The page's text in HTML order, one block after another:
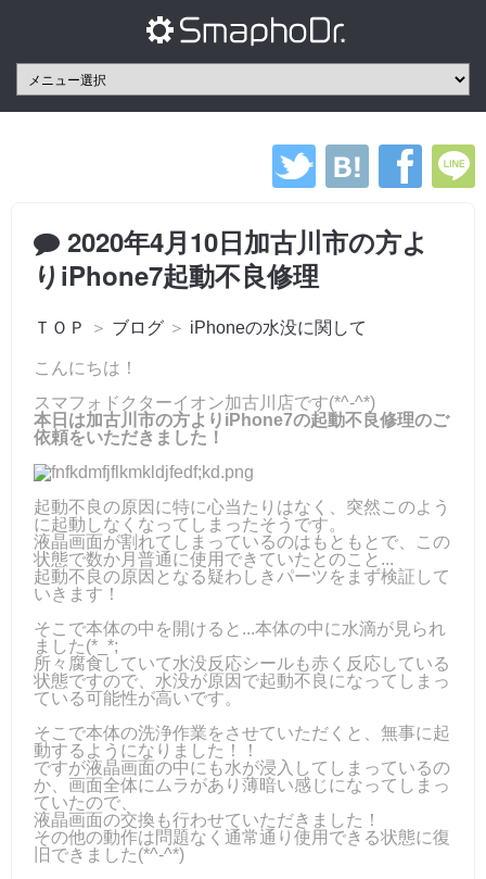
2020年4月10日加古川市の方よ
りiPhone7起動不良修理
ＴＯＰ ＞ ブログ ＞ iPhoneの水没に関して
こんにちは！
スマフォドクターイオン加古川店です(*^-^*)
本日は加古川市の方よりiPhone7の起動不良修理のご
依頼をいただきました！
起動不良の原因に特に心当たりはなく、突然このよう
に起動しなくなってしまったそうです。
液晶画面が割れてしまっているのはもともとで、この
状態で数か月普通に使用できていたとのこと...
起動不良の原因となる疑わしきパーツをまず検証して
いきます！
そこで本体の中を開けると...本体の中に水滴が見られ
ました(*_*;
所々腐食していて水没反応シールも赤く反応している
状態ですので、水没が原因で起動不良になってしまっ
ている可能性が高いです。
そこで本体の洗浄作業をさせていただくと、無事に起
動するようになりました！！
ですが液晶画面の中にも水が浸入してしまっているの
か、画面全体にムラがあり薄暗い感じになってしまっ
ていたので、
液晶画面の交換も行わせていただきました！
その他の動作は問題なく通常通り使用できる状態に復
旧できました(*^-^*)